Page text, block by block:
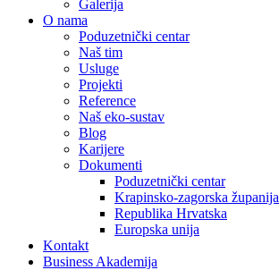
Galerija
O nama
Poduzetnički centar
Naš tim
Usluge
Projekti
Reference
Naš eko-sustav
Blog
Karijere
Dokumenti
Poduzetnički centar
Krapinsko-zagorska županija
Republika Hrvatska
Europska unija
Kontakt
Business Akademija